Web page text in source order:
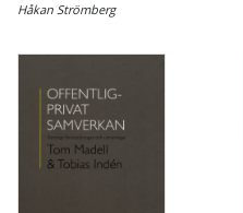
Håkan Strömberg